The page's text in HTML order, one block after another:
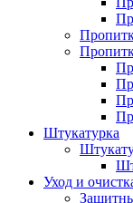
Штукатурка
Уход и